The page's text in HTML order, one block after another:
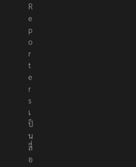
R
e
p
o
r
t
e
r
s
เ
ป็
น
สื่
อ